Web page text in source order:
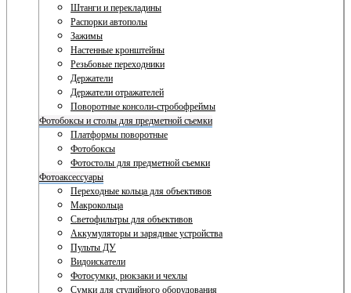
Штанги и перекладины
Распорки автополы
Зажимы
Настенные кронштейны
Резьбовые переходники
Держатели
Держатели отражателей
Поворотные консоли-стробофреймы
Фотобоксы и столы для предметной съемки
Платформы поворотные
Фотобоксы
Фотостолы для предметной съемки
Фотоаксессуары
Переходные кольца для объективов
Макрокольца
Светофильтры для объективов
Аккумуляторы и зарядные устройства
Пульты ДУ
Видоискатели
Фотосумки, рюкзаки и чехлы
Сумки для студийного оборудования